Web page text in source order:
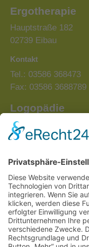
Ergotherapie
Hauptstraße 182
02739 Eibau
Kontakt
Tel.: 03586 368473
Fax: 03586 3688789
Logopädie
Lammstraße 3
02739 Eibau
Fax: 03586 3688789